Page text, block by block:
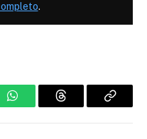
.
WhatsAppThreads Copiar